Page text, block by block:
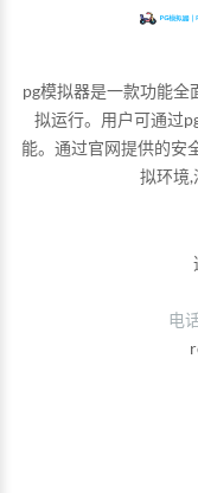
pg模拟器是一款功能全
拟运行。用户可通过
能。通过官网提供的安
拟环境,
电